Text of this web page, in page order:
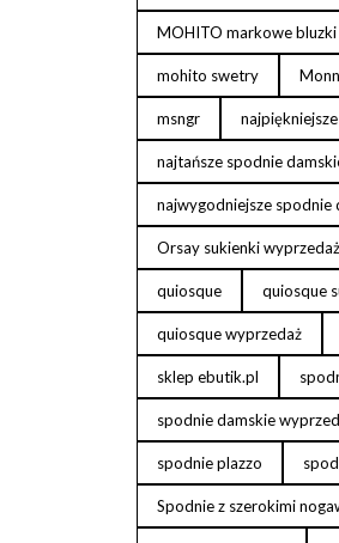
MOHITO markowe
mohito swetry
msngr
najtańsze spodnie
najwygodniejsze spodnie
Orsay sukienki wyprzedaż
quiosque quiosque
quiosque wyprzedaż
sklep ebutik.pl
spodnie damskie
spodnie plazzo
Spodnie z szerokimi